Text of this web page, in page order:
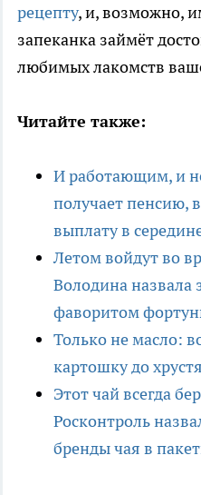
рецепту, и, возможно,
запеканка займёт
любимых лакомств
Читайте также:
И работающим, и
получает пенсию,
выплату в
Летом войдут во
Володина назвала
фаворитом
Только не масло:
картошку до
Этот чай всегда
Росконтроль
бренды чая в